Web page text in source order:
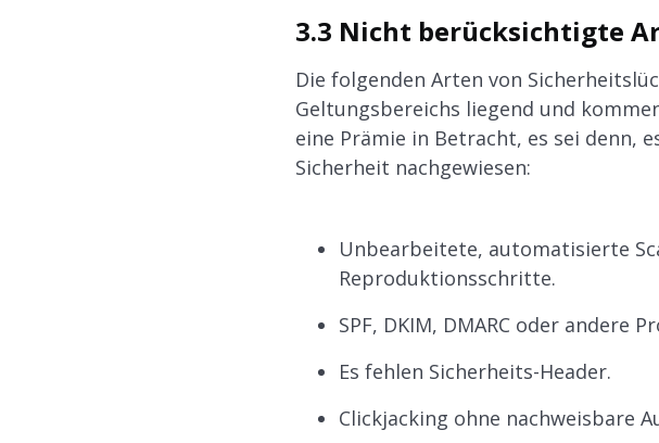
3.3 Nicht berücksichtigte
Die folgenden Arten von
Geltungsbereichs liegend und
eine Prämie in Betracht, es sei denn,
Sicherheit nachgewiesen:
Unbearbeitete, automatisierte
Reproduktionsschritte.
SPF, DKIM, DMARC oder andere
Es fehlen Sicherheits-Header.
Clickjacking ohne nachweisbare